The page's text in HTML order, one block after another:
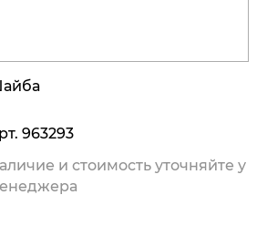
963293
и стоимость уточняйте у